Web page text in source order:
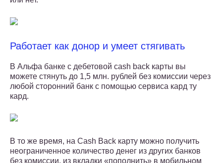
Работает как донор и умеет стягивать
В Альфа банке с дебетовой cash back карты вы
можете стянуть до 1,5 млн. рублей без комиссии через
любой сторонний банк с помощью сервиса кард ту
кард.
В то же время, на Cash Back карту можно получить
неограниченное количество денег из других банков
без комиссии, из вкладки «пополнить» в мобильном